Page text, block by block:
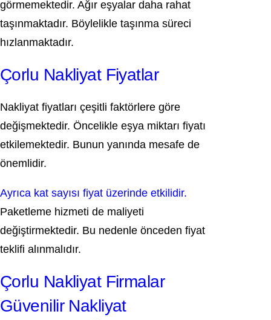
görmemektedir. Ağır eşyalar daha rahat
taşınmaktadır. Böylelikle taşınma süreci
hızlanmaktadır.
Çorlu Nakliyat Fiyatlar
Nakliyat fiyatları çeşitli faktörlere göre
değişmektedir. Öncelikle eşya miktarı fiyatı
etkilemektedir. Bunun yanında mesafe de
önemlidir.
Ayrıca kat sayısı fiyat üzerinde etkilidir.
Paketleme hizmeti de maliyeti
değiştirmektedir. Bu nedenle önceden fiyat
teklifi alınmalıdır.
Çorlu Nakliyat Firmalar
Güvenilir Nakliyat